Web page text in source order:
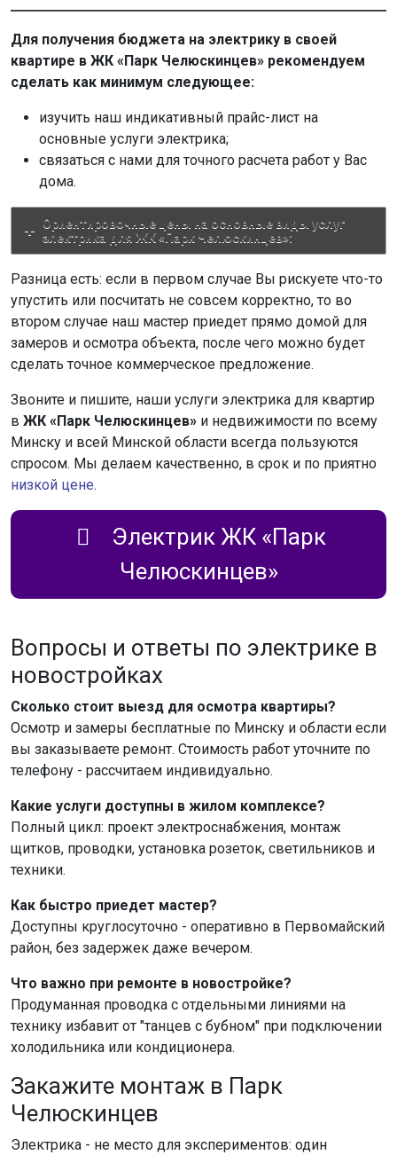
Для получения бюджета на электрику в своей
квартире в ЖК «Парк Челюскинцев» рекомендуем
сделать как минимум следующее:
изучить наш индикативный прайс-лист на
основные услуги электрика;
связаться с нами для точного расчета работ у Вас
дома.
Ориентировочные цены на основные виды услуг
электрика для ЖК «Парк Челюскинцев»:
Разница есть: если в первом случае Вы рискуете что-то
упустить или посчитать не совсем корректно, то во
втором случае наш мастер приедет прямо домой для
замеров и осмотра объекта, после чего можно будет
сделать точное коммерческое предложение.
Звоните и пишите, наши услуги электрика для квартир
в ЖК «Парк Челюскинцев» и недвижимости по всему
Минску и всей Минской области всегда пользуются
спросом. Мы делаем качественно, в срок и по приятно
низкой цене.
Электрик ЖК «Парк
Челюскинцев»
Вопросы и ответы по электрике в
новостройках
Сколько стоит выезд для осмотра квартиры?
Осмотр и замеры бесплатные по Минску и области если
вы заказываете ремонт. Стоимость работ уточните по
телефону - рассчитаем индивидуально.​
Какие услуги доступны в жилом комплексе?
Полный цикл: проект электроснабжения, монтаж
щитков, проводки, установка розеток, светильников и
техники.​
Как быстро приедет мастер?
Доступны круглосуточно - оперативно в Первомайский
район, без задержек даже вечером.​
Что важно при ремонте в новостройке?
Продуманная проводка с отдельными линиями на
технику избавит от "танцев с бубном" при подключении
холодильника или кондиционера.​
Закажите монтаж в Парк
Челюскинцев
Электрика - не место для экспериментов: один